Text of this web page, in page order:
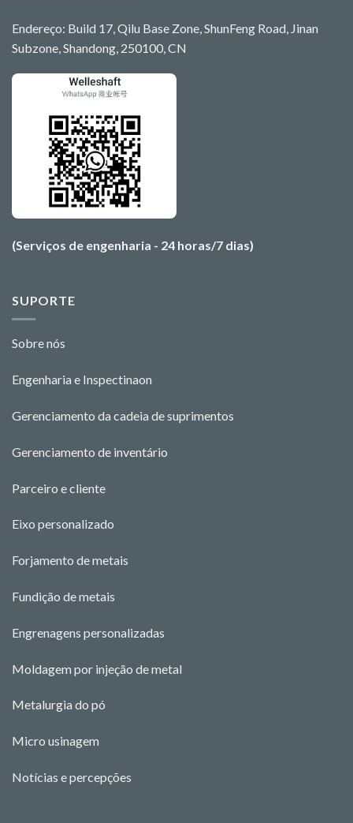
Endereço: Build 17, Qilu Base Zone, ShunFeng Road, Jinan
Subzone, Shandong, 250100, CN
(Serviços de engenharia - 24 horas/7 dias)
SUPORTE
Sobre nós
Engenharia e Inspectinaon
Gerenciamento da cadeia de suprimentos
Gerenciamento de inventário
Parceiro e cliente
Eixo personalizado
Forjamento de metais
Fundição de metais
Engrenagens personalizadas
Moldagem por injeção de metal
Metalurgia do pó
Micro usinagem
Notícias e percepções